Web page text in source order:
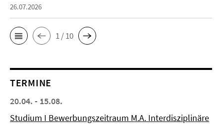
26.07.2026
1 / 10
TERMINE
20.04. - 15.08.
Studium I Bewerbungszeitraum M.A. Interdisziplinäre